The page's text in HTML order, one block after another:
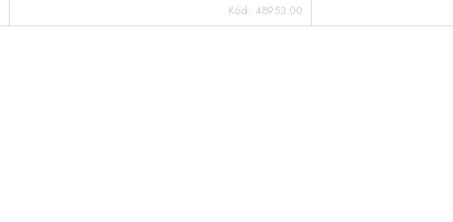
Kód:48953.00